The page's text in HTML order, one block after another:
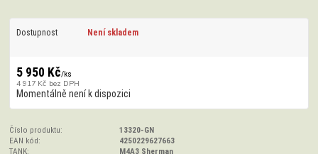
Dostupnost Není skladem
5 950 Kč/ks
4 917 Kč bez DPH
Momentálně není k dispozici
Číslo produktu:
13320-GN
EAN kód:
4250229627663
TANK:
M4A3 Sherman